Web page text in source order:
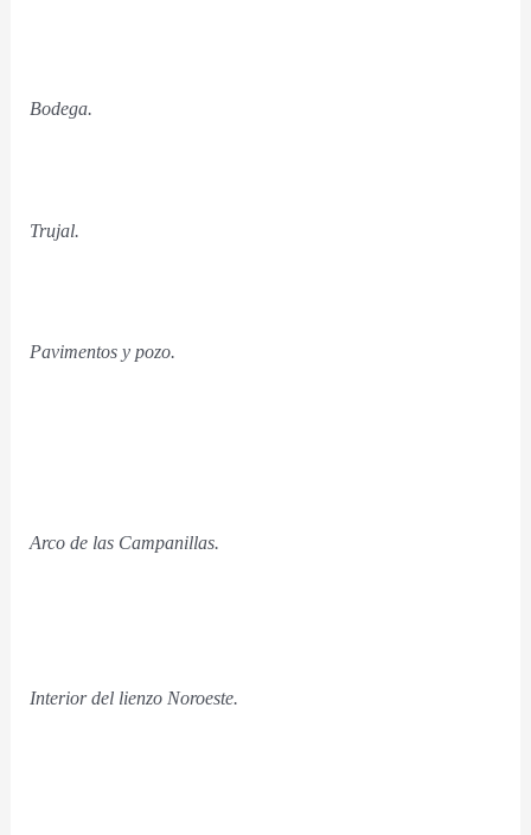
Bodega.
Trujal.
Pavimentos y pozo.
Arco de las Campanillas.
Interior del lienzo Noroeste.